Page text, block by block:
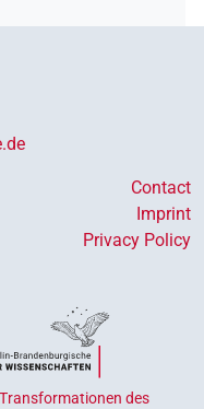
Contact
Imprint
Privacy Policy
des